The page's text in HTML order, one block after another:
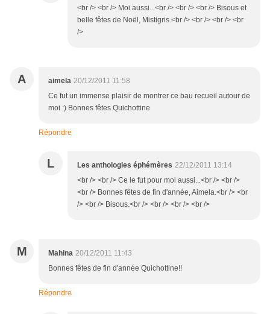
<br /> <br /> Moi aussi...<br /> <br /> <br /> Bisous et
belle fêtes de Noël, Mistigris.<br /> <br /> <br /> <br
/>
A aimela 20/12/2011 11:58
Ce fut un immense plaisir de montrer ce bau recueil autour de
moi :) Bonnes fêtes Quichottine
Répondre
L Les anthologies éphémères 22/12/2011 13:14
<br /> <br /> Ce le fut pour moi aussi...<br /> <br />
<br /> Bonnes fêtes de fin d'année, Aimela.<br /> <br
/> <br /> Bisous.<br /> <br /> <br /> <br />
M Mahina 20/12/2011 11:43
Bonnes fêtes de fin d'année Quichottine!!
Répondre